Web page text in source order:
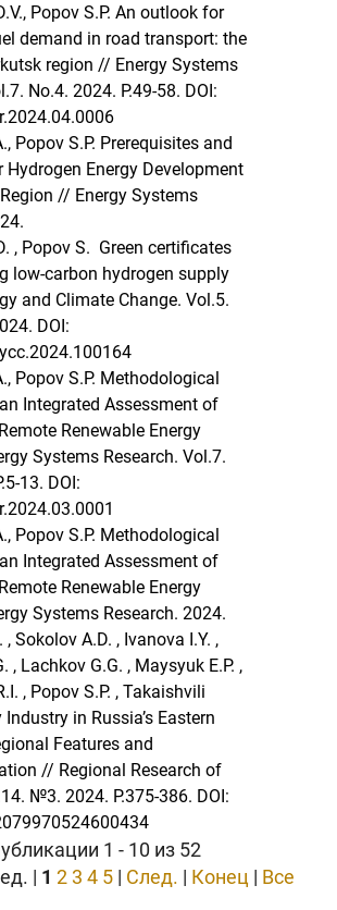
Popov S.P. An outlook for
demand in road transport: the
region // Energy Systems
No.4. 2024. P.49-58. DOI:
Popov S.P. Prerequisites and
Hydrogen Energy Development
// Energy Systems
, Popov S. Green certificates
low-carbon hydrogen supply
and Climate Change. Vol.5.
DOI:
Popov S.P. Methodological
Integrated Assessment of
Renewable Energy
Systems Research. Vol.7.
13. DOI:
Popov S.P. Methodological
Integrated Assessment of
Renewable Energy
Systems Research. 2024.
, Sokolov A.D. , Ivanova I.Y. ,
, Lachkov G.G. , Maysyuk E.P. ,
, Popov S.P. , Takaishvili
in Russia’s Eastern
Features and
// Regional Research of
№3. 2024. P.375-386. DOI:
1 - 10 из 52
| 1 2 3 4 5| След. | Конец | Все